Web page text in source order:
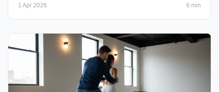
1 Apr 2026 6 min